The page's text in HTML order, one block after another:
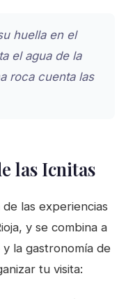
huella en el
el agua de la
roca cuenta las
las Icnitas
las experiencias
y se combina a
la gastronomía de
tu visita: